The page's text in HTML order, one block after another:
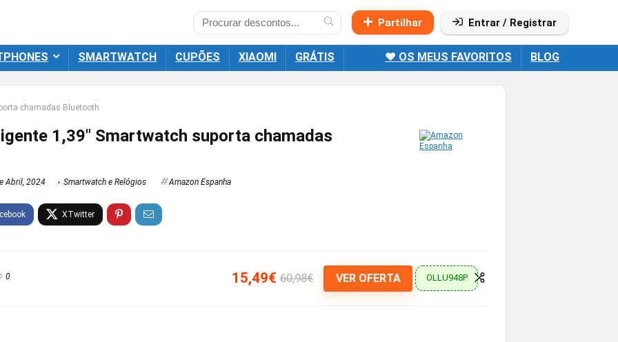
Partilhar Entrar / Registrar
SMARTWATCH CUPÕES XIAOMI GRÁTIS ❤️ OS MEUS FAVORITOS BLOG
chamadas Bluetooth
1,39″ Smartwatch suporta chamadas
Abril, 2024 Smartwatch e Relógios Amazon Espanha
0 15,49€ 60,98€ VER OFERTA OLLU948P